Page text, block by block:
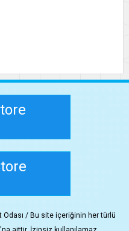
Odası / Bu site içeriğinin her türlü